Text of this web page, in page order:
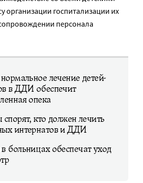
организации госпитализации их
персонала
лечение детей-
в ДДИ обеспечит
опека
спорят, кто должен лечить
интернатов и ДДИ
больницах обеспечат уход